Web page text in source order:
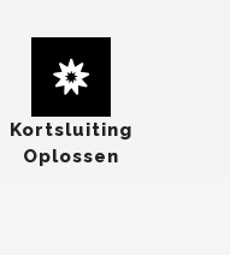
Kortsluiting
Oplossen